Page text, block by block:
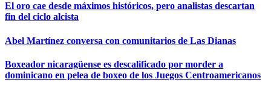
El oro cae desde máximos históricos, pero analistas descartan
fin del ciclo alcista
Abel Martínez conversa con comunitarios de Las Dianas
Boxeador nicaragüense es descalificado por morder a
dominicano en pelea de boxeo de los Juegos Centroamericanos